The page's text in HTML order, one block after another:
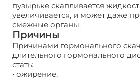
пузырьке скапливается
увеличивается, и может даже
смежные органы.
Причины
Причинами гормонального
длительного гормонального
стать:
• ожирение,